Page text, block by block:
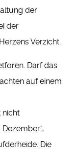
der
der
Verzicht.
Darf das
auf einem
nicht
Die